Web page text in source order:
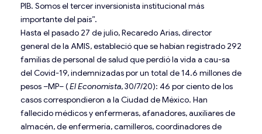
PIB. Somos el tercer inversionista institucional más
importante del país”.
Hasta el pasado 27 de julio, Recaredo Arias, director
general de la AMIS, estableció que se habían registrado 292
familias de personal de salud que perdió la vida a cau-sa
del Covid-19, indemnizadas por un total de 14.6 millones de
pesos –MP– (El Economista, 30/7/20): 46 por ciento de los
casos correspondieron a la Ciudad de México. Han
fallecido médicos y enfermeras, afanadores, auxiliares de
almacén, de enfermería, camilleros, coordinadores de